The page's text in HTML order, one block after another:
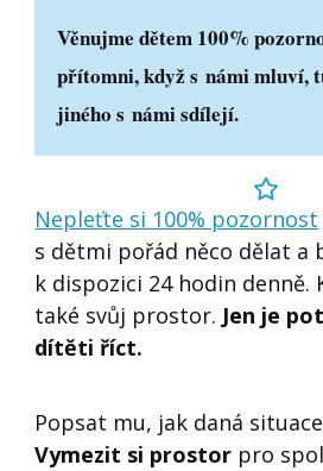
Věnujme dětem 100%
přítomni, když s námi mluví,
jiného s námi sdílejí.
Nepleťte si 100% pozornost
s dětmi pořád něco dělat a
k dispozici 24 hodin denně.
také svůj prostor. Jen je
dítěti říct.
Popsat mu, jak daná
Vymezit si prostor pro